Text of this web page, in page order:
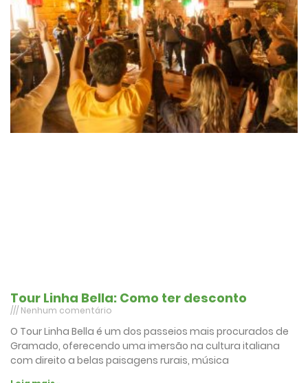
Tour Linha Bella: Como ter desconto
Nenhum comentário
O Tour Linha Bella é um dos passeios mais procurados de
Gramado, oferecendo uma imersão na cultura italiana
com direito a belas paisagens rurais, música